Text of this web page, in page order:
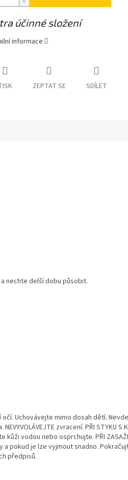
účinné složení
informace
ZEPTAT SE SDÍLET
nechte delší dobu působit.
Uchovávejte mimo dosah dětí.
zvracení. PŘI STYKU S
vodou nebo osprchujte. PŘI
pokud je lze vyjmout snadno.
předpisů.